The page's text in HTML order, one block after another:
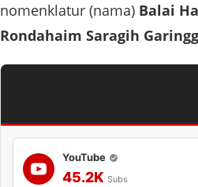
nomenklatur (nama) Balai
Rondahaim Saragih
YouTube
45.2K Subs